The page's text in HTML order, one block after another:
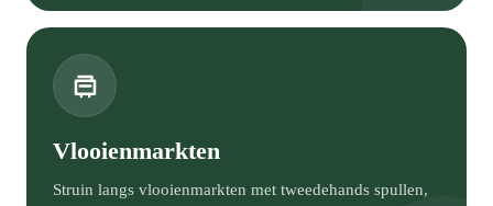
Vlooienmarkten
Struin langs vlooienmarkten met tweedehands spullen,